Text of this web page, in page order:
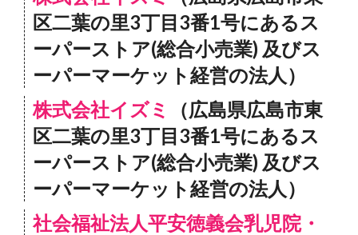
区二葉の里3丁目3番1号にあるス
ーパーストア(総合小売業) 及びス
ーパーマーケット経営の法人）
株式会社イズミ
（広島県広島市東
区二葉の里3丁目3番1号にあるス
ーパーストア(総合小売業) 及びス
ーパーマーケット経営の法人）
社会福祉法人平安徳義会乳児院・